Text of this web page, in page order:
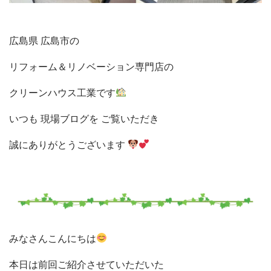
広島県 広島市の
リフォーム＆リノベーション専門店の
クリーンハウス工業です
いつも 現場ブログを ご覧いただき
誠にありがとうございます
みなさんこんにちは
本日は前回ご紹介させていただいた